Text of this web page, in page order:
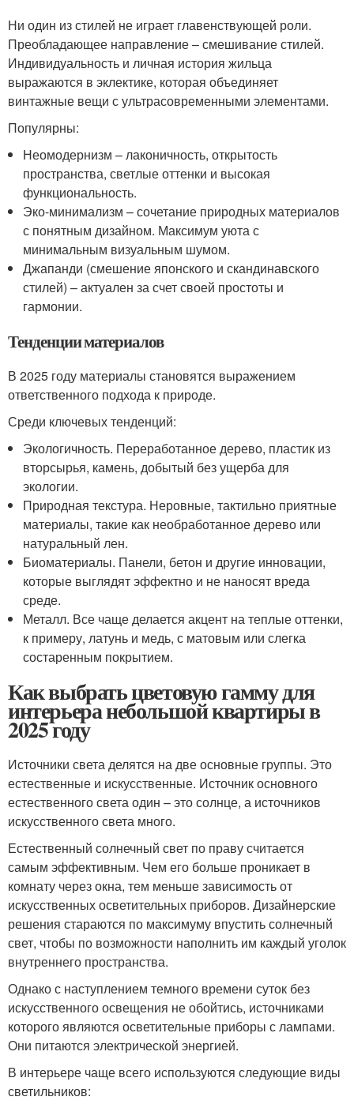
Ни один из стилей не играет главенствующей роли.
Преобладающее направление – смешивание стилей.
Индивидуальность и личная история жильца
выражаются в эклектике, которая объединяет
винтажные вещи с ультрасовременными элементами.
Популярны:
Неомодернизм – лаконичность, открытость
пространства, светлые оттенки и высокая
функциональность.
Эко-минимализм – сочетание природных материалов
с понятным дизайном. Максимум уюта с
минимальным визуальным шумом.
Джапанди (смешение японского и скандинавского
стилей) – актуален за счет своей простоты и
гармонии.
Тенденции материалов
В 2025 году материалы становятся выражением
ответственного подхода к природе.
Среди ключевых тенденций:
Экологичность. Переработанное дерево, пластик из
вторсырья, камень, добытый без ущерба для
экологии.
Природная текстура. Неровные, тактильно приятные
материалы, такие как необработанное дерево или
натуральный лен.
Биоматериалы. Панели, бетон и другие инновации,
которые выглядят эффектно и не наносят вреда
среде.
Металл. Все чаще делается акцент на теплые оттенки,
к примеру, латунь и медь, с матовым или слегка
состаренным покрытием.
Как выбрать цветовую гамму для
интерьера небольшой квартиры в
2025 году
Источники света делятся на две основные группы. Это
естественные и искусственные. Источник основного
естественного света один – это солнце, а источников
искусственного света много.
Естественный солнечный свет по праву считается
самым эффективным. Чем его больше проникает в
комнату через окна, тем меньше зависимость от
искусственных осветительных приборов. Дизайнерские
решения стараются по максимуму впустить солнечный
свет, чтобы по возможности наполнить им каждый уголок
внутреннего пространства.
Однако с наступлением темного времени суток без
искусственного освещения не обойтись, источниками
которого являются осветительные приборы с лампами.
Они питаются электрической энергией.
В интерьере чаще всего используются следующие виды
светильников: